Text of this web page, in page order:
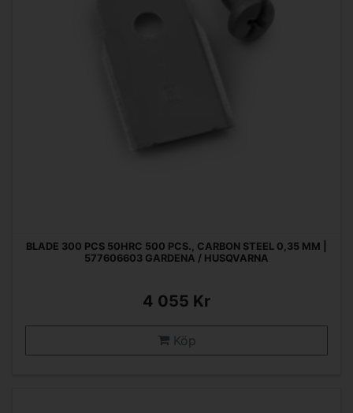
BLADE 300 PCS 50HRC 500 PCS., CARBON STEEL 0,35 MM |
577606603 GARDENA / HUSQVARNA
4 055 Kr
Köp